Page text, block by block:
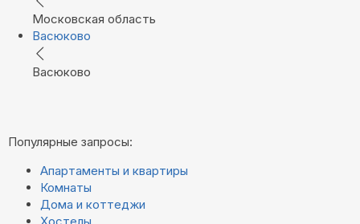
Московская область
Васюково
Васюково
Популярные запросы:
Апартаменты и квартиры
Комнаты
Дома и коттеджи
Хостелы